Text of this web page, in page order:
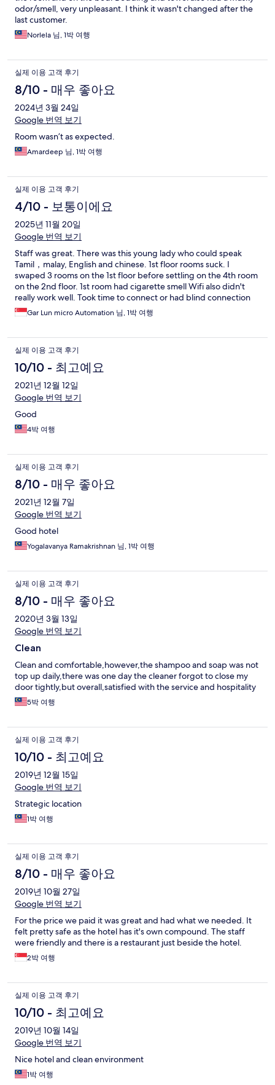
odor/smell, very unpleasant. I think it wasn't changed after the
last customer.
Norlela 님, 1박 여행
실제 이용 고객 후기
8/10 - 매우 좋아요
2024년 3월 24일
Google 번역 보기
Room wasn’t as expected.
Amardeep 님, 1박 여행
실제 이용 고객 후기
4/10 - 보통이에요
2025년 11월 20일
Google 번역 보기
Staff was great. There was this young lady who could speak
Tamil，malay, English and chinese. 1st floor rooms suck. I
swaped 3 rooms on the 1st floor before settling on the 4th room
on the 2nd floor. 1st room had cigarette smell Wifi also didn't
really work well. Took time to connect or had blind connection
spots 2nd room had store room smell 3rd room had damp cloth
smellnkroom
Gar Lun micro Automation 님, 1박 여행
실제 이용 고객 후기
10/10 - 최고예요
2021년 12월 12일
Google 번역 보기
Good
4박 여행
실제 이용 고객 후기
8/10 - 매우 좋아요
2021년 12월 7일
Google 번역 보기
Good hotel
Yogalavanya Ramakrishnan 님, 1박 여행
실제 이용 고객 후기
8/10 - 매우 좋아요
2020년 3월 13일
Google 번역 보기
Clean
Clean and comfortable,however,the shampoo and soap was not
top up daily,there was one day the cleaner forgot to close my
door tightly,but overall,satisfied with the service and hospitality
5박 여행
실제 이용 고객 후기
10/10 - 최고예요
2019년 12월 15일
Google 번역 보기
Strategic location
1박 여행
실제 이용 고객 후기
8/10 - 매우 좋아요
2019년 10월 27일
Google 번역 보기
For the price we paid it was great and had what we needed. It
felt pretty safe as the hotel has it's own compound. The staff
were friendly and there is a restaurant just beside the hotel.
2박 여행
실제 이용 고객 후기
10/10 - 최고예요
2019년 10월 14일
Google 번역 보기
Nice hotel and clean environment
1박 여행